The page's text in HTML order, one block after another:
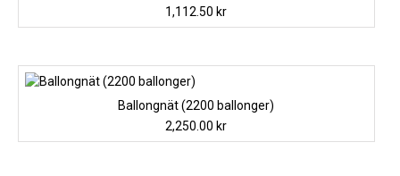
1,112.50 kr
Ballongnät (2200 ballonger)
2,250.00 kr